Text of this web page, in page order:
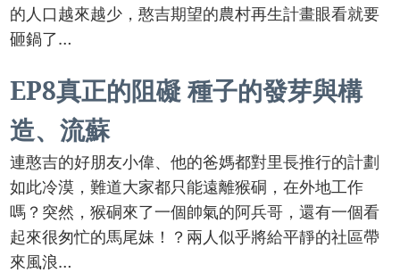
的人口越來越少，憨吉期望的農村再生計畫眼看就要
砸鍋了…
EP8真正的阻礙 種子的發芽與構
造、流蘇
連憨吉的好朋友小偉、他的爸媽都對里長推行的計劃
如此冷漠，難道大家都只能遠離猴硐，在外地工作
嗎？突然，猴硐來了一個帥氣的阿兵哥，還有一個看
起來很匆忙的馬尾妹！？兩人似乎將給平靜的社區帶
來風浪…